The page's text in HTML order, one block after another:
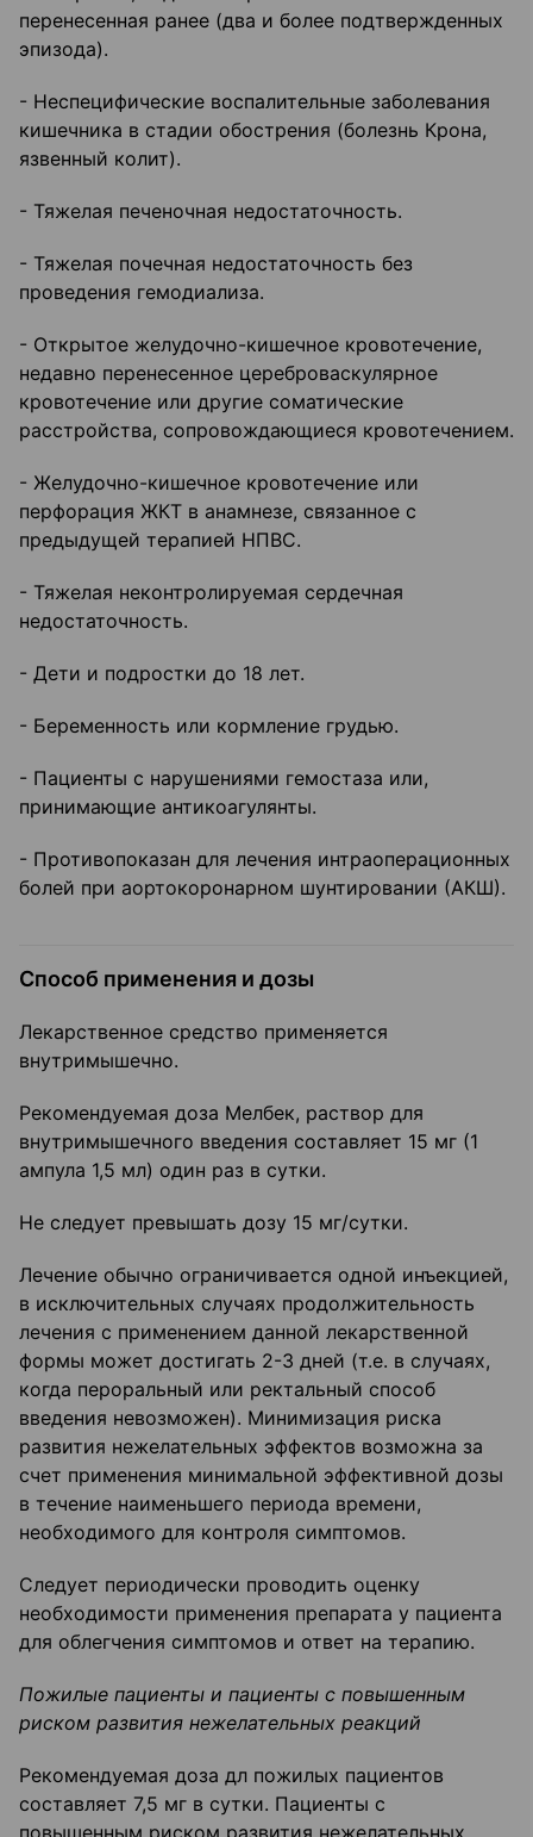
перенесенная ранее (два и более подтвержденных
эпизода).
- Неспецифические воспалительные заболевания
кишечника в стадии обострения (болезнь Крона,
язвенный колит).
- Тяжелая печеночная недостаточность.
- Тяжелая почечная недостаточность без
проведения гемодиализа.
- Открытое желудочно-кишечное кровотечение,
недавно перенесенное цереброваскулярное
кровотечение или другие соматические
расстройства, сопровождающиеся кровотечением.
- Желудочно-кишечное кровотечение или
перфорация ЖКТ в анамнезе, связанное с
предыдущей терапией НПВС.
- Тяжелая неконтролируемая сердечная
недостаточность.
- Дети и подростки до 18 лет.
- Беременность или кормление грудью.
- Пациенты с нарушениями гемостаза или,
принимающие антикоагулянты.
- Противопоказан для лечения интраоперационных
болей при аортокоронарном шунтировании (АКШ).
Способ применения и дозы
Лекарственное средство применяется
внутримышечно.
Рекомендуемая доза Мелбек, раствор для
внутримышечного введения составляет 15 мг (1
ампула 1,5 мл) один раз в сутки.
Не следует превышать дозу 15 мг/сутки.
Лечение обычно ограничивается одной инъекцией,
в исключительных случаях продолжительность
лечения с применением данной лекарственной
формы может достигать 2-3 дней (т.е. в случаях,
когда пероральный или ректальный способ
введения невозможен). Минимизация риска
развития нежелательных эффектов возможна за
счет применения минимальной эффективной дозы
в течение наименьшего периода времени,
необходимого для контроля симптомов.
Следует периодически проводить оценку
необходимости применения препарата у пациента
для облегчения симптомов и ответ на терапию.
Пожилые пациенты и пациенты с повышенным
риском развития нежелательных реакций
Рекомендуемая доза дл пожилых пациентов
составляет 7,5 мг в сутки. Пациенты с